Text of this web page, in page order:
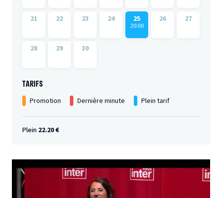
21 22 23 24 25
20:00
26 27
28 29 30
TARIFS
Promotion Dernière minute Plein tarif
Plein 22.20 €